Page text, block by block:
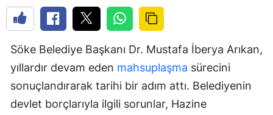
Söke Belediye Başkanı Dr. Mustafa İberya Arıkan,
yıllardır devam eden mahsuplaşma sürecini
sonuçlandırarak tarihi bir adım attı. Belediyenin
devlet borçlarıyla ilgili sorunlar, Hazine